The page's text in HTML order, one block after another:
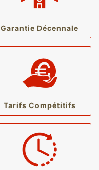
Garantie Décennale
Tarifs Compétitifs